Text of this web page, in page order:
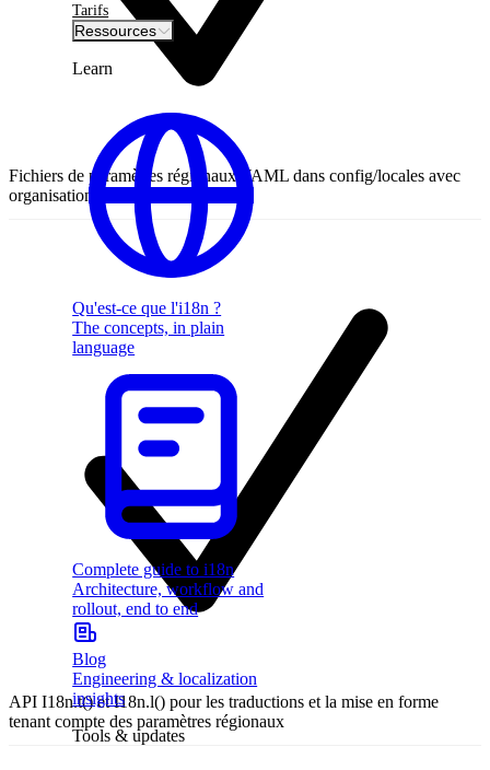
Tarifs
Ressources
Learn
Qu'est-ce que l'i18n ?
The concepts, in plain
language
Complete guide to i18n
Architecture, workflow and
rollout, end to end
Blog
Engineering & localization
insights
Tools & updates
Fichiers de paramètres régionaux YAML dans config/locales avec
organisation des clés imbriquées
API I18n.t() et I18n.l() pour les traductions et la mise en forme
tenant compte des paramètres régionaux